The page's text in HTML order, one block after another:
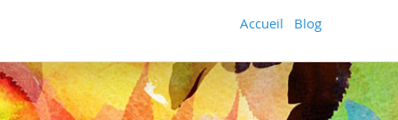
Accueil Blog